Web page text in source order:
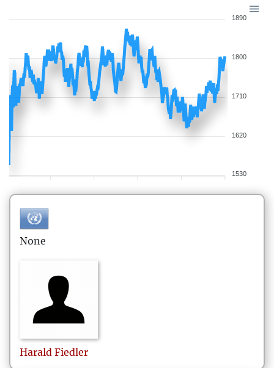
1890
1800
1710
1620
1530
None
Harald Fiedler